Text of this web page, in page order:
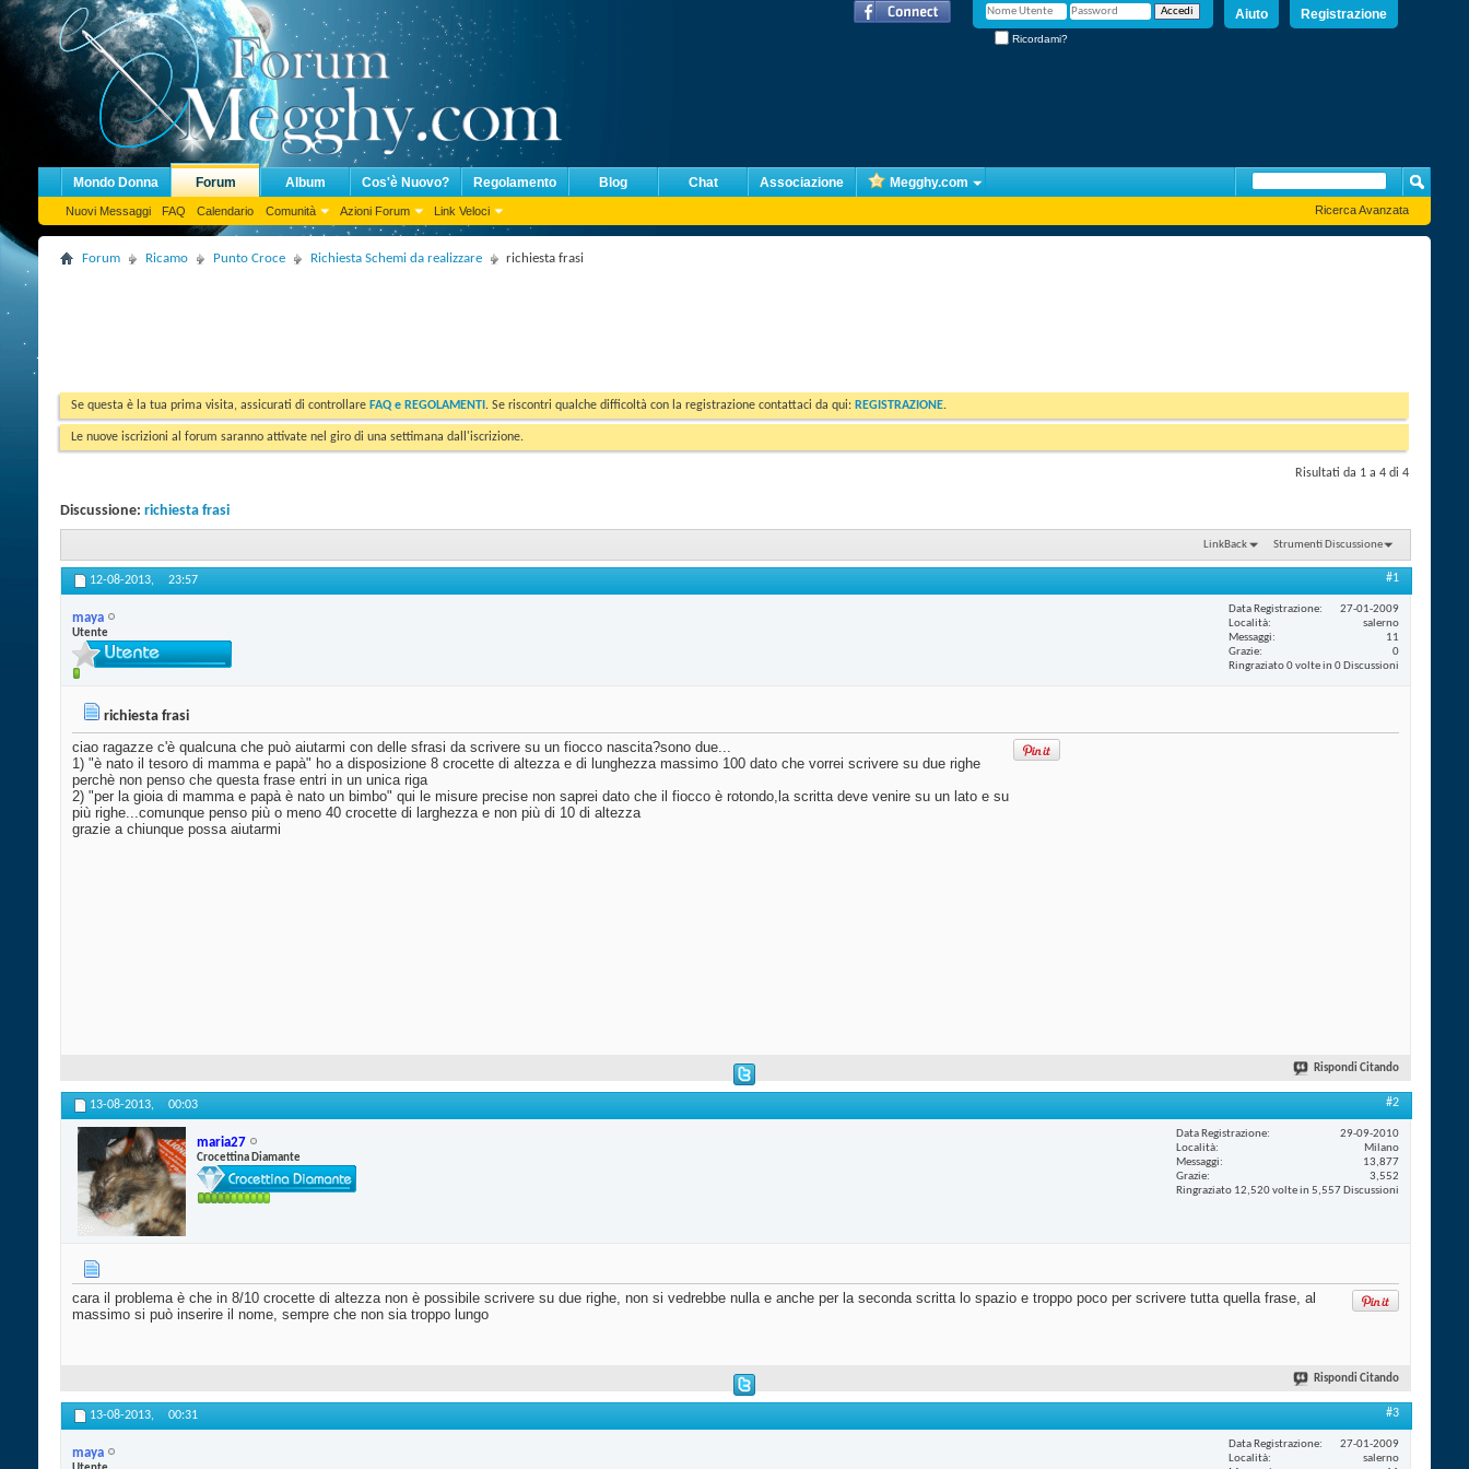
Registrazione
Aiuto
Ricordami?
Mondo Donna Forum
Nuovi Messaggi FAQ Calendario Comunità Azioni Forum Link Veloci
Album Cos'è Nuovo? Regolamento Blog Chat Associazione Megghy.com
Ricerca Avanzata
Forum Ricamo Punto Croce Richiesta Schemi da realizzare richiesta frasi
Se questa è la tua prima visita, assicurati di controllare FAQ e REGOLAMENTI . Se riscontri qualche difficoltà con la registrazione contattaci da qui: REGISTRAZIONE.
Le nuove iscrizioni al forum saranno attivate nel giro di una settimana dall'iscrizione.
Risultati da 1 a 4 di 4
Discussione: richiesta frasi
LinkBack Strumenti Discussione
12-08-2013, 23:57 #1
maya
Utente
Data Registrazione
27-01-2009
Località
salerno
Messaggi
11
Grazie
0
Ringraziato 0 volte in 0 Discussioni
richiesta frasi
ciao ragazze c'è qualcuna che può aiutarmi con delle sfrasi da scrivere su un fiocco nascita?sono due...
1) "è nato il tesoro di mamma e papà" ho a disposizione 8 crocette di altezza e di lunghezza massimo 100 dato che vorrei scrivere su due righe
perchè non penso che questa frase entri in un unica riga
2) "per la gioia di mamma e papà è nato un bimbo" qui le misure precise non saprei dato che il fiocco è rotondo,la scritta deve venire su un lato e su
più righe...comunque penso più o meno 40 crocette di larghezza e non più di 10 di altezza
grazie a chiunque possa aiutarmi
Rispondi Citando
13-08-2013, 00:03 #2
maria27
Crocettina Diamante
Data Registrazione
29-09-2010
Località
Milano
Messaggi
13,877
Grazie
3,552
Ringraziato 12,520 volte in 5,557 Discussioni
cara il problema è che in 8/10 crocette di altezza non è possibile scrivere su due righe, non si vedrebbe nulla e anche per la seconda scritta lo spazio e troppo poco per scrivere tutta quella frase, al
massimo si può inserire il nome, sempre che non sia troppo lungo
Rispondi Citando
13-08-2013, 00:31 #3
maya
Data Registrazione
27-01-2009
Località
salerno